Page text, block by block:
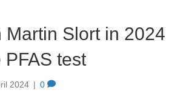
Martin Slort in 2024
test
2024 | 0